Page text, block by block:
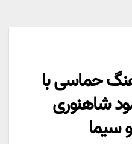
حماسی با
شاهنوری
سیما